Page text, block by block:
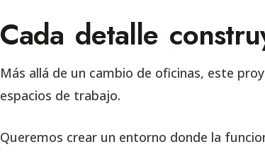
Cada detalle
Más allá de un cambio de oficinas, este
espacios de trabajo.
Queremos crear un entorno donde la